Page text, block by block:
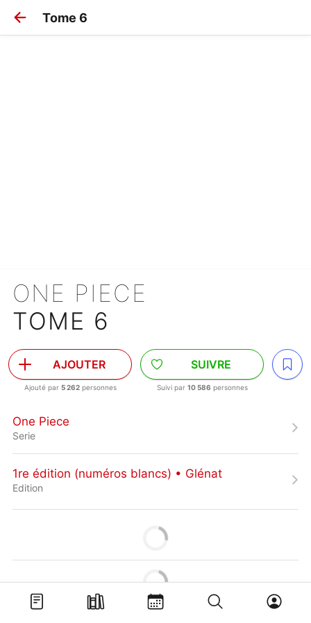
Tome 6
ONE PIECE
TOME 6
AJOUTER
Ajouté par 5 262personnes
SUIVRE
Suivi par 10 586 personnes
One Piece
Serie
1re édition (numéros blancs) • Glénat
Edition